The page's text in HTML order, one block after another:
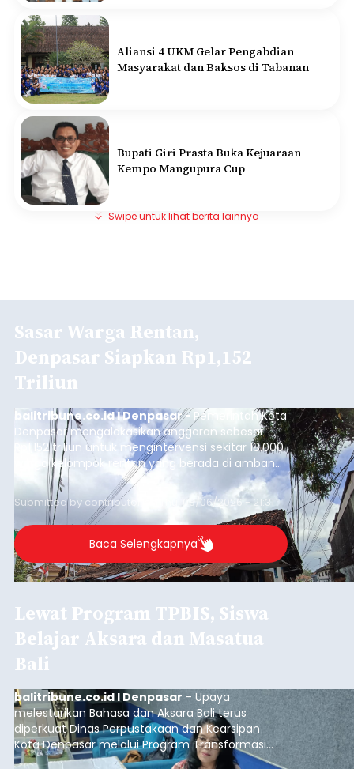
Aliansi 4 UKM Gelar Pengabdian
Masyarakat dan Baksos di Tabanan
Bupati Giri Prasta Buka Kejuaraan
Kempo Mangupura Cup
Swipe untuk lihat berita lainnya
Sasar Warga Rentan,
Denpasar Siapkan Rp1,152
Triliun
balitribune.co.id I Denpasar - Pemerintah Kota
Denpasar mengalokasikan anggaran sebesar
Rp1,152 triliun untuk mengintervensi sekitar 18.000
warga kelompok rentan yang berada di ambang
garis kemiskinan. Langkah strategis ini diambil
guna menjaga masyarakat yang berada pada
kelompok desil 5 dan 6 tersebut agar tidak
merosot ke kategori miskin.
Submitted by contributor Thu, 08/06/2026 - 21:31
Baca Selengkapnya
Lewat Program TPBIS, Siswa
Belajar Aksara dan Masatua
Bali
balitribune.co.id I Denpasar – Upaya
melestarikan Bahasa dan Aksara Bali terus
diperkuat Dinas Perpustakaan dan Kearsipan
Kota Denpasar melalui Program Transformasi
Perpustakaan Berbasis Inklusi Sosial (TPBIS).